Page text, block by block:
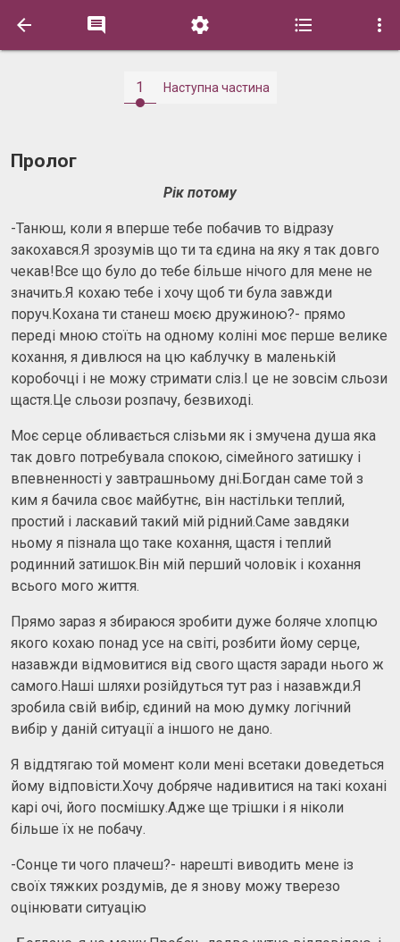
    
1 Наступна частина
Пролог
Рік потому
-Танюш, коли я вперше тебе побачив то відразу
закохався.Я зрозумів що ти та єдина на яку я так довго
чекав!Все що було до тебе більше нічого для мене не
значить.Я кохаю тебе і хочу щоб ти була завжди
поруч.Кохана ти станеш моєю дружиною?- прямо
переді мною стоїть на одному коліні моє перше велике
кохання, я дивлюся на цю каблучку в маленькій
коробочці і не можу стримати сліз.І це не зовсім сльози
щастя.Це сльози розпачу, безвиході.
Моє серце обливається слізьми як і змучена душа яка
так довго потребувала спокою, сімейного затишку і
впевненності у завтрашньому дні.Богдан саме той з
ким я бачила своє майбутнє, він настільки теплий,
простий і ласкавий такий мій рідний.Саме завдяки
ньому я пізнала що таке кохання, щастя і теплий
родинний затишок.Він мій перший чоловік і кохання
всього мого життя.
Прямо зараз я збираюся зробити дуже боляче хлопцю
якого кохаю понад усе на світі, розбити йому серце,
назавжди відмовитися від свого щастя заради нього ж
самого.Наші шляхи розійдуться тут раз і назавжди.Я
зробила свій вибір, єдиний на мою думку логічний
вибір у даній ситуації а іншого не дано.
Я віддтягаю той момент коли мені всетаки доведеться
йому відповісти.Хочу добряче надивитися на такі кохані
карі очі, його посмішку.Адже ще трішки і я ніколи
більше їх не побачу.
-Сонце ти чого плачеш?- нарешті виводить мене із
своїх тяжких роздумів, де я знову можу тверезо
оцінювати ситуацію